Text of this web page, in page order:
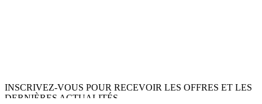
INSCRIVEZ-VOUS POUR RECEVOIR LES OFFRES ET LES
DERNIÈRES ACTUALITÉS.